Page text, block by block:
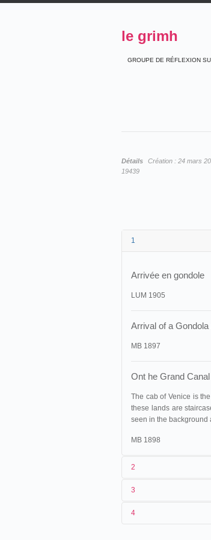
le grimh
GROUPE DE RÉFLEXION
Détails Création : 24 mars
19439
1
Arrivée en gondole
LUM 1905
Arrival of a
MB 1897
Ont he Grand
The cab of Venice is
these lands are
seen in the background
MB 1898
2
2
3
4